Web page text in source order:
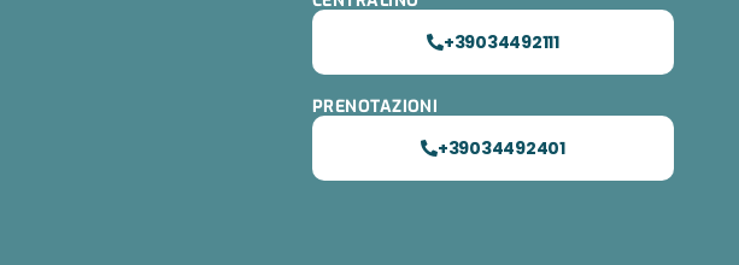
+39034492111
PRENOTAZIONI
+39034492401